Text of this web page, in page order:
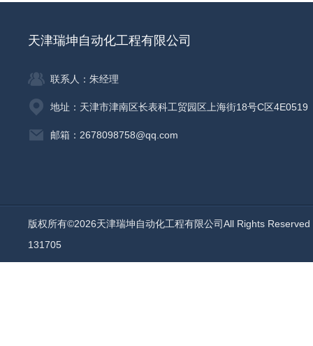
天津瑞坤自动化工程有限公司
联系人：朱经理
地址：天津市津南区长表科工贸园区上海街18号C区4E0519
邮箱：2678098758@qq.com
版权所有©2026天津瑞坤自动化工程有限公司All Rights
131705